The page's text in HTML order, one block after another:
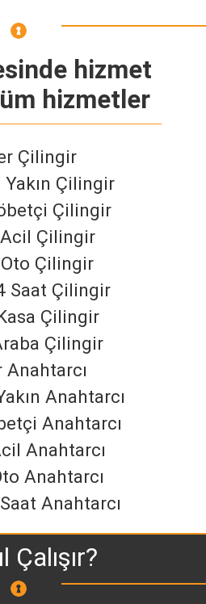
hizmet
hizmetler
Çilingir
Yakın Çilingir
Çilingir
Çilingir
Çilingir
Saat Çilingir
Çilingir
Çilingir
Anahtarcı
Anahtarcı
Anahtarcı
Anahtarcı
Anahtarcı
Anahtarcı
Çalışır?